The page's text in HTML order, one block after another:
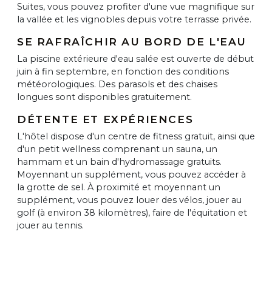
Suites, vous pouvez profiter d'une vue magnifique sur
la vallée et les vignobles depuis votre terrasse privée.
SE RAFRAÎCHIR AU BORD DE L'EAU
La piscine extérieure d'eau salée est ouverte de début
juin à fin septembre, en fonction des conditions
météorologiques. Des parasols et des chaises
longues sont disponibles gratuitement.
DÉTENTE ET EXPÉRIENCES
L'hôtel dispose d'un centre de fitness gratuit, ainsi que
d'un petit wellness comprenant un sauna, un
hammam et un bain d'hydromassage gratuits.
Moyennant un supplément, vous pouvez accéder à
la grotte de sel. À proximité et moyennant un
supplément, vous pouvez louer des vélos, jouer au
golf (à environ 38 kilomètres), faire de l'équitation et
jouer au tennis.